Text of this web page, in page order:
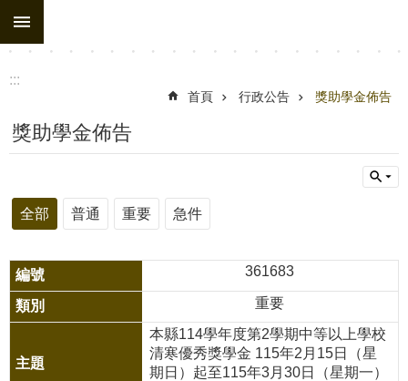
跳到主要內容區塊
搜
尋
處
務
織
政
公
告
行
:::
首頁 行政公告 獎助學金佈告
獎助學金佈告
全部 普通 重要 急件
361683
重要
本縣114學年度第2學期中等以上學校
清寒優秀獎學金 115年2月15日（星
期日）起至115年3月30日（星期一）